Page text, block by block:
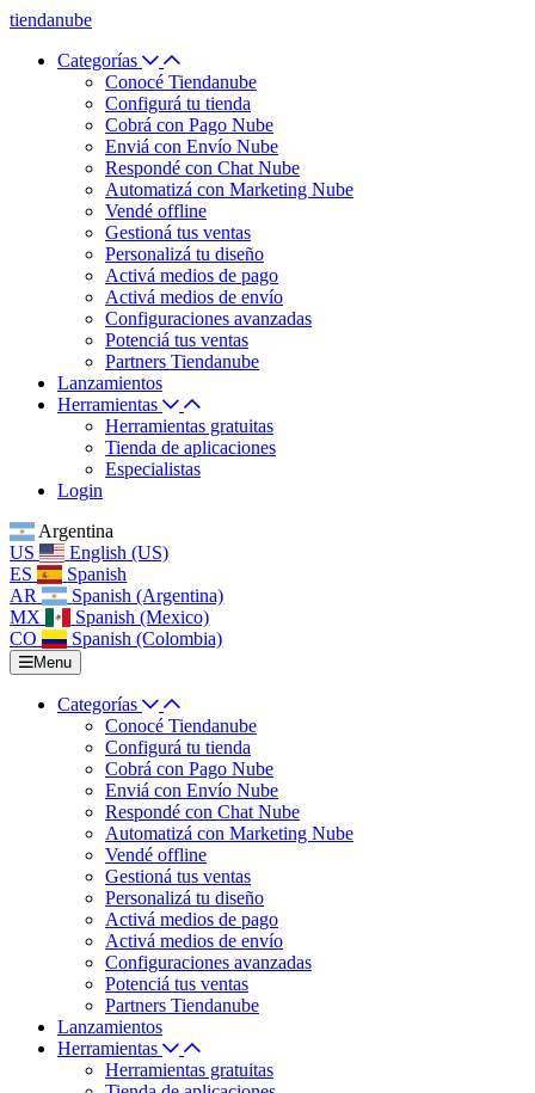
tiendanube
Categorías
Conocé Tiendanube
Configurá tu tienda
Cobrá con Pago Nube
Enviá con Envío Nube
Respondé con Chat Nube
Automatizá con Marketing Nube
Vendé offline
Gestioná tus ventas
Personalizá tu diseño
Activá medios de pago
Activá medios de envío
Configuraciones avanzadas
Potenciá tus ventas
Partners Tiendanube
Lanzamientos
Herramientas
Herramientas gratuitas
Tienda de aplicaciones
Especialistas
Login
Argentina
US
English (US)
ES
Spanish
AR
Spanish (Argentina)
MX
Spanish (Mexico)
CO
Spanish (Colombia)
Menu
Categorías
Conocé Tiendanube
Configurá tu tienda
Cobrá con Pago Nube
Enviá con Envío Nube
Respondé con Chat Nube
Automatizá con Marketing Nube
Vendé offline
Gestioná tus ventas
Personalizá tu diseño
Activá medios de pago
Activá medios de envío
Configuraciones avanzadas
Potenciá tus ventas
Partners Tiendanube
Lanzamientos
Herramientas
Herramientas gratuitas